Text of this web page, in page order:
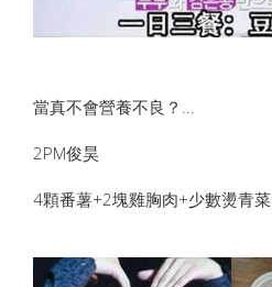
當真不會營養不良？...
2PM俊昊
4顆番薯+2塊雞胸肉+少數燙青菜